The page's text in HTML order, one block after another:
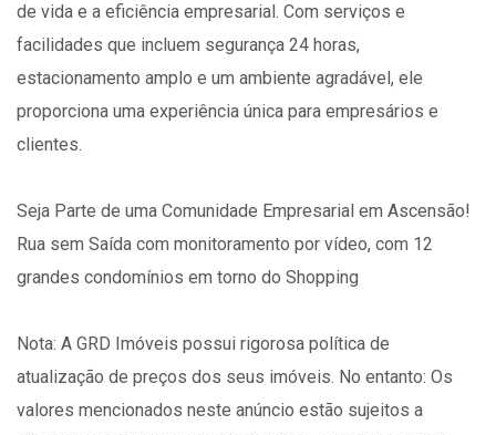
de vida e a eficiência empresarial. Com serviços e
facilidades que incluem segurança 24 horas,
estacionamento amplo e um ambiente agradável, ele
proporciona uma experiência única para empresários e
clientes.
Seja Parte de uma Comunidade Empresarial em Ascensão!
Rua sem Saída com monitoramento por vídeo, com 12
grandes condomínios em torno do Shopping
Nota: A GRD Imóveis possui rigorosa política de
atualização de preços dos seus imóveis. No entanto: Os
valores mencionados neste anúncio estão sujeitos a